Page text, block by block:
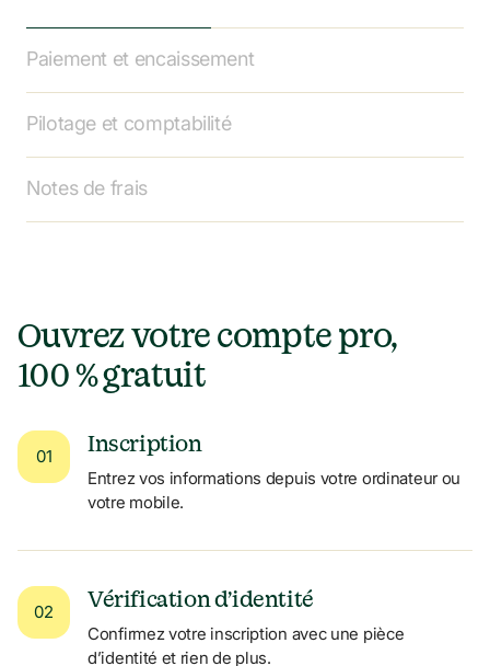
Paiement et encaissement
Pilotage et comptabilité
Notes de frais
Ouvrez votre compte pro,
100 % gratuit
01 Inscription
Entrez vos informations depuis votre ordinateur ou
votre mobile.
02 Vérification d’identité
Confirmez votre inscription avec une pièce
d’identité et rien de plus.